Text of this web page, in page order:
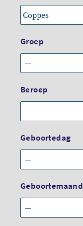
Groep
Beroep
Geboortedag
Geboortemaand